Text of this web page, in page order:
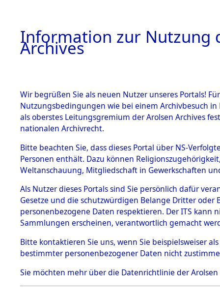
BESTÄNDE
1.
Inhaftierungsdoku
mente
1.2.9 Beim ITS
Effekten
1.2.9.1
Effekten aus
dem KZ
Dachau
1.2.9.2
Effekten aus
dem KZ
Bayerisches
0024
Information zur Nutzung
Archives
Wir begrüßen Sie als neuen Nutzer unseres Portals!
Nutzungsbedingungen wie bei einem Archivbesuch
als oberstes Leitungsgremium der Arolsen Archives
nationalen Archivrecht.
Bitte beachten Sie, dass dieses Portal über NS-
Personen enthält. Dazu können
Weltanschauung, Mitgliedschaft in Gewerkschaften
Als Nutzer dieses Portals sind Sie persönlich dafür
Gesetze und die schutzwürdigen Belange Dritter
personenbezogene Daten respektieren. Der ITS
Sammlungen erscheinen, verantwortlich gemacht
Bitte kontaktieren Sie uns, wenn Sie beispielsweiser
bestimmter personenbezogener Daten nicht
Sie möchten mehr über die Datenrichtlinie der Arolsen